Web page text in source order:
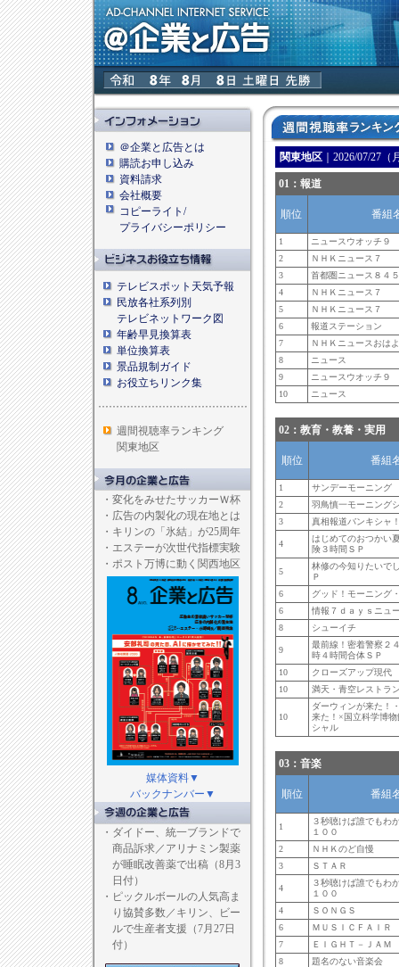
＠企業と広告とは
購読お申し込み
資料請求
会社概要
コピーライト/
プライバシーポリシー
テレビスポット天気予報
民放各社系列別
テレビネットワーク図
年齢早見換算表
単位換算表
景品規制ガイド
お役立ちリンク集
週間視聴率ランキング
関東地区
・ 変化をみせたサッカーＷ杯
・ 広告の内製化の現在地とは
・ キリンの「氷結」が25周年
・ エステーが次世代指標実験
・ ポスト万博に動く関西地区
媒体資料▼
バックナンバー▼
・ ダイドー、統一ブランドで
商品訴求／アリナミン製薬
が睡眠改善薬で出稿（8月3
日付）
・ ピックルボールの人気高ま
り協賛多数／キリン、ビー
ルで生産者支援（7月27日
付）
関東地区｜2026/07/27（
01：報道
順位 番組
1
ニュースウオッチ９
2
ＮＨＫニュース７
3
首都圏ニュース８４５
4
ＮＨＫニュース７
5
ＮＨＫニュース７
6
報道ステーション
7
ＮＨＫニュースおは
8
ニュース
9
ニュースウオッチ９
10
ニュース
02：教育・教養・実用
順位 番組
1
サンデーモーニング
2
羽鳥慎一モーニング
3
真相報道バンキシャ
4
はじめてのおつかい
険３時間ＳＰ
5
林修の今知りたいで
Ｐ
6
グッド！モーニング
6
情報７ｄａｙｓニュ
8
シューイチ
9
最前線！密着警察２
時４時間合体ＳＰ
10
クローズアップ現代
10
満天・青空レストラ
10
ダーウィンが来た！
来た！×国立科学博
シャル
03：音楽
順位 番組
1
３秒聴けば誰でもわ
１００
2
ＮＨＫのど自慢
3
ＳＴＡＲ
4
３秒聴けば誰でもわ
１００
4
ＳＯＮＧＳ
6
ＭＵＳＩＣＦＡＩＲ
7
ＥＩＧＨＴ－ＪＡＭ
8
題名のない音楽会